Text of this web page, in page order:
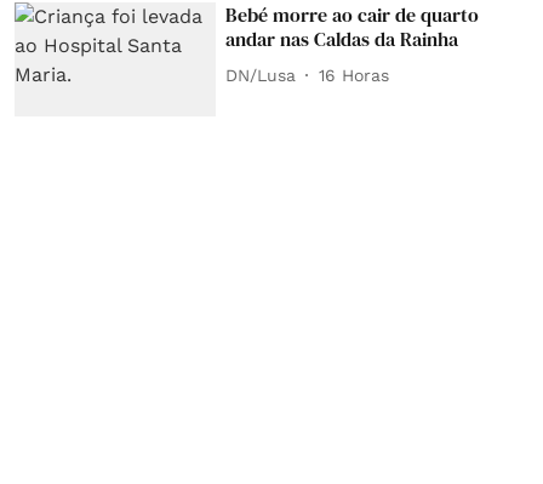
Bebé morre ao cair de quarto
andar nas Caldas da Rainha
DN/Lusa 16 Horas